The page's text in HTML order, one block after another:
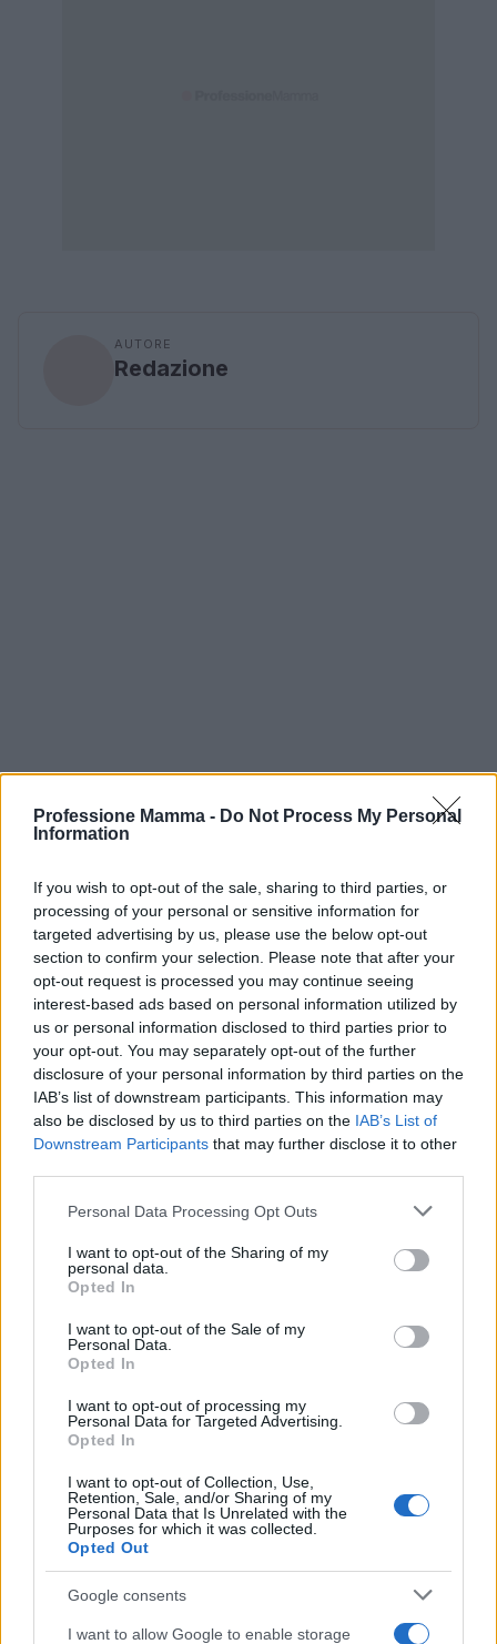
Professione Mamma - Do Not Process My Personal
Information
If you wish to opt-out of the sale, sharing to third parties, or
processing of your personal or sensitive information for
targeted advertising by us, please use the below opt-out
section to confirm your selection. Please note that after your
opt-out request is processed you may continue seeing
interest-based ads based on personal information utilized by
us or personal information disclosed to third parties prior to
your opt-out. You may separately opt-out of the further
disclosure of your personal information by third parties on the
IAB’s list of downstream participants. This information may
also be disclosed by us to third parties on the IAB’s List of
Downstream Participants that may further disclose it to other
Please note that this website/app uses one or more Google
not limited to your visit or usage behaviour. You may click to
grant or deny consent to Google and its third-party tags to
use your data for below specified purposes in below Google
consent section.
Personal Data Processing Opt Outs
I want to opt-out of the Sharing of my
personal data.
Opted In
I want to opt-out of the Sale of my
Personal Data.
Opted In
I want to opt-out of processing my
Personal Data for Targeted Advertising.
Opted In
I want to opt-out of Collection, Use,
Retention, Sale, and/or Sharing of my
Personal Data that Is Unrelated with the
Purposes for which it was collected.
Opted Out
Google consents
I want to allow Google to enable storage
AUTORE
Redazione
Continua a leggere
NEWS E ATTUALITÀ
l’autunno 2026
Matteo Pellegrino · 6 Ago 2026
NEWS E ATTUALITÀ